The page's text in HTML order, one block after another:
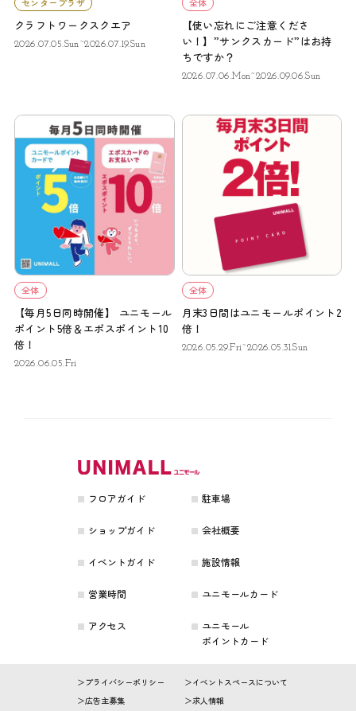
クラフトワークスクエア
2026.07.05.Sun~2026.07.19.Sun
【使い忘れにご注意くださ
い！】”サンクスカード”はお持
ちですか？
2026.07.06.Mon~2026.09.06.Sun
全体
【毎月5日同時開催】 ユニモール
ポイント5倍＆エポスポイント10
倍！
2026.06.05.Fri
全体
月末3日間はユニモールポイント2
倍！
2026.05.29.Fri~2026.05.31.Sun
フロアガイド
アクセス
ユニモールカード
ショップガイド
駐車場
ユニモール
ポイントカード
イベントガイド
会社概要
営業時間
施設情報
プライバシーポリシー
イベントスペースについて
広告主募集
求人情報